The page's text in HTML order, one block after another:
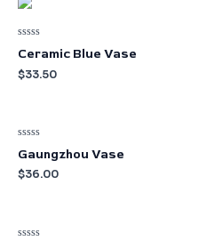
Valorado
en
0
de
Ceramic Blue Vase
$33.50
Valorado
en
0
de
Gaungzhou Vase
$36.00